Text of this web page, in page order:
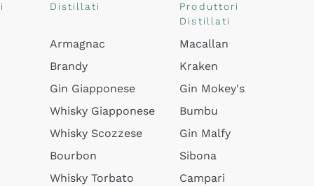
Distillati
Armagnac
Brandy
Gin Giapponese
Whisky Giapponese
Whisky Scozzese
Bourbon
Whisky Torbato
Produttori
Distillati
Macallan
Kraken
Gin Mokey's
Bumbu
Gin Malfy
Sibona
Campari